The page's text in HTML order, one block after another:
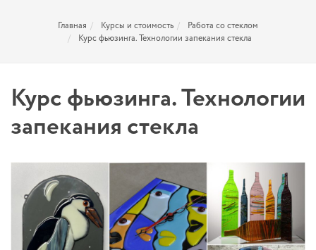
Главная Курсы и стоимость
Работа со стеклом
Курс фьюзинга. Технологии запекания стекла
Курс фьюзинга. Технологии
запекания стекла